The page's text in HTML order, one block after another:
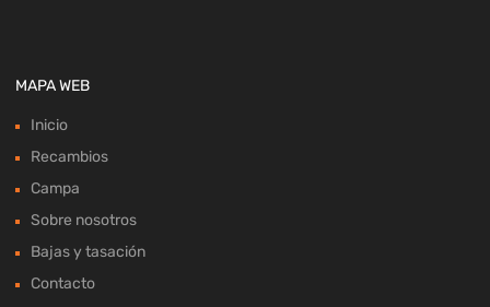
MAPA WEB
Inicio
Recambios
Campa
Sobre nosotros
Bajas y tasación
Contacto